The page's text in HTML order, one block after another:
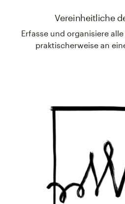
Vereinheitliche
Erfasse und organisiere
praktischerweise an